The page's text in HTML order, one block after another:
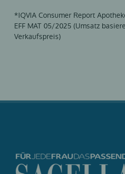
*IQVIA Consumer Report
EFF MAT 05/2025 (Umsatz
Verkaufspreis)